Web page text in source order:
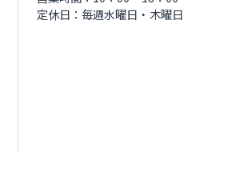
定休日：毎週水曜日・木曜日